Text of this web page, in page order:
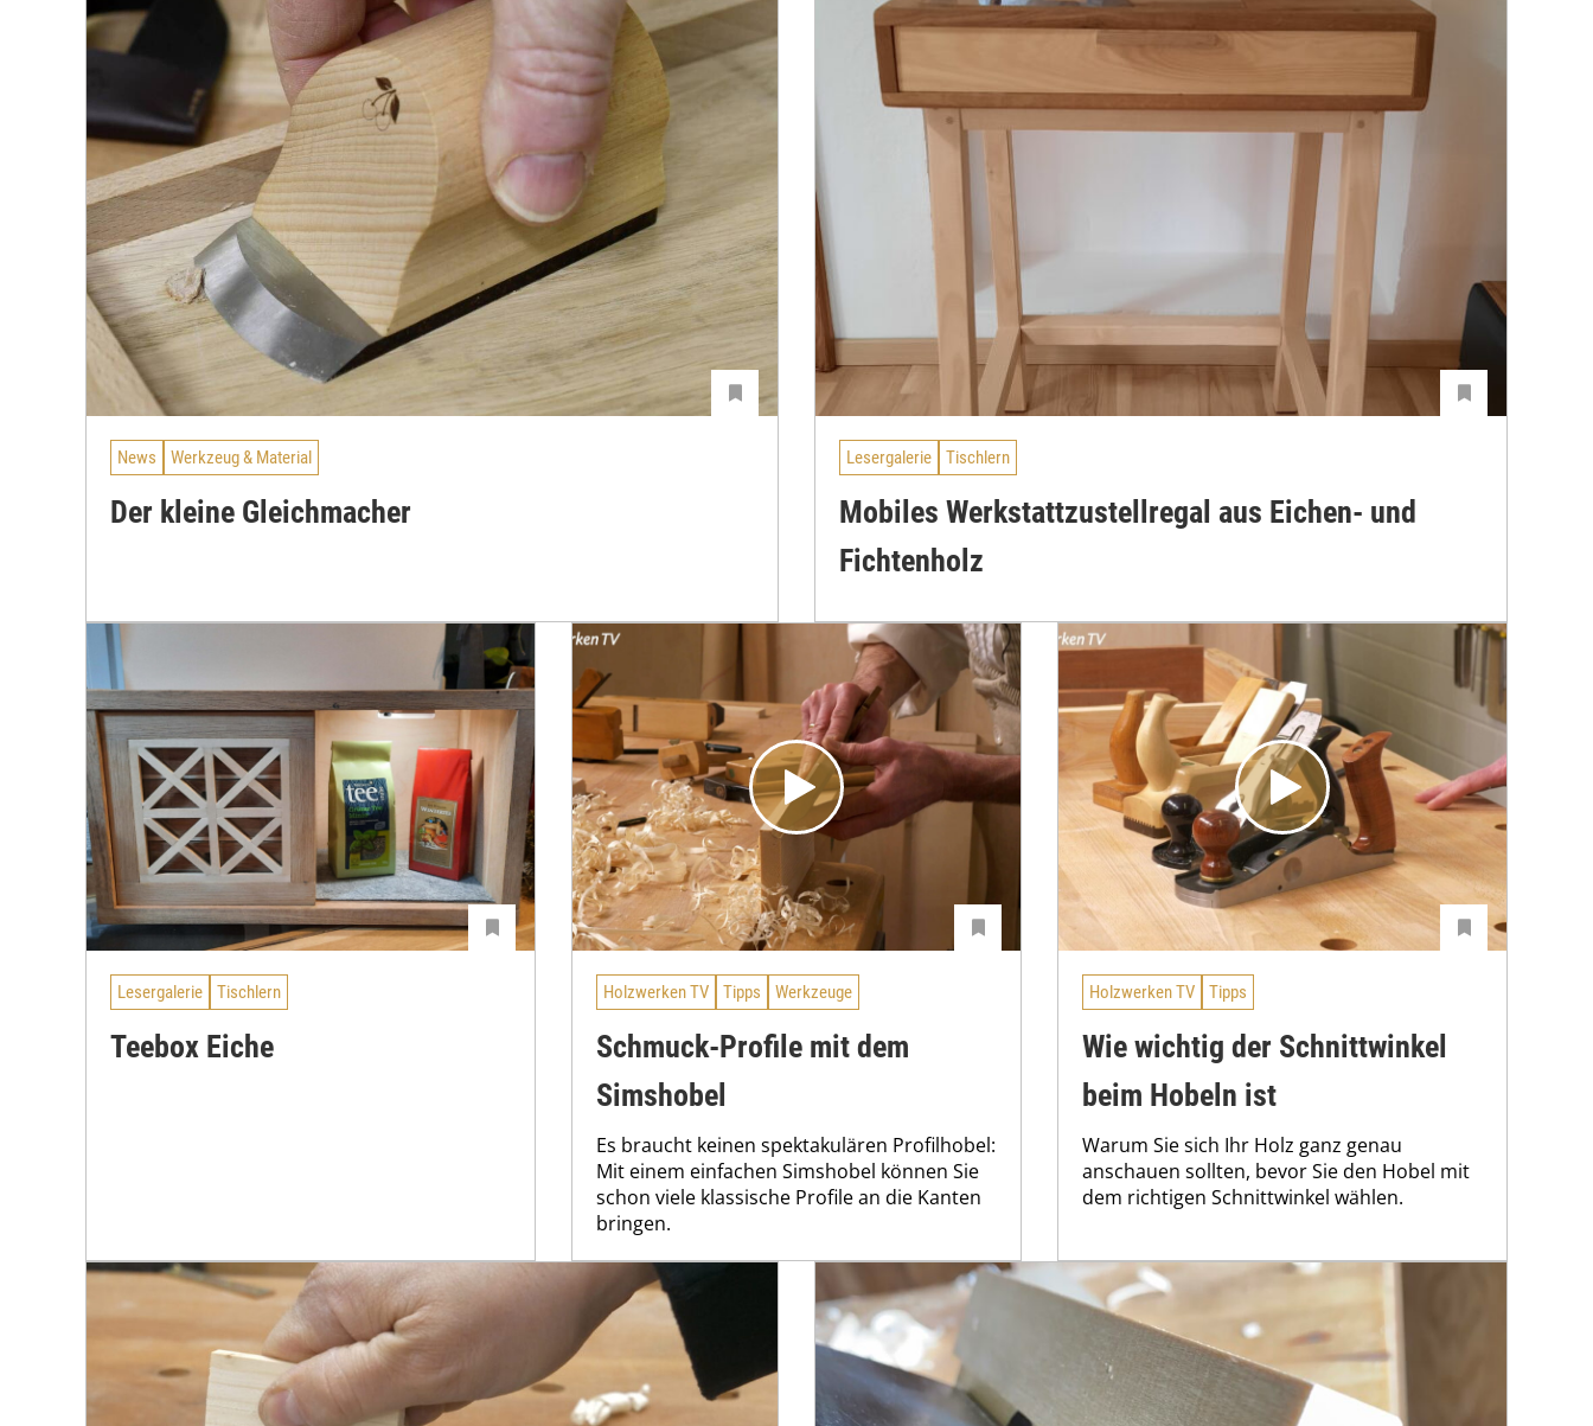
News Werkzeug & Material
Der kleine Gleichmacher
Lesergalerie Tischlern
Mobiles Werkstattzustellregal aus Eichen- und
Fichtenholz
Lesergalerie Tischlern
Teebox Eiche
Holzwerken TV Tipps Werkzeuge
Schmuck-Profile mit dem
Simshobel
Es braucht keinen spektakulären Profilhobel:
Mit einem einfachen Simshobel können Sie
schon viele klassische Profile an die Kanten
bringen.
Holzwerken TV Tipps
Wie wichtig der Schnittwinkel
beim Hobeln ist
Warum Sie sich Ihr Holz ganz genau
anschauen sollten, bevor Sie den Hobel mit
dem richtigen Schnittwinkel wählen.